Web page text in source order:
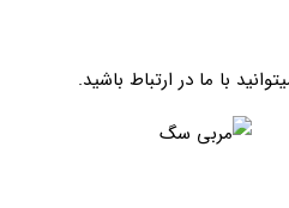
با ما در ارتباط باشید.